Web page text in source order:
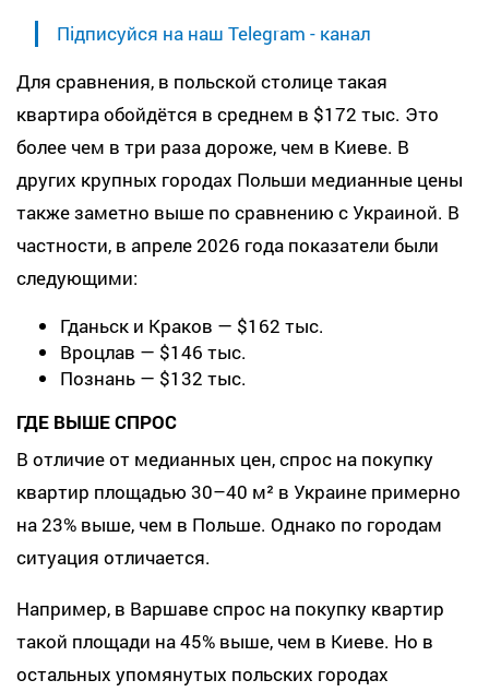
Підписуйся на наш Telegram - канал
Для сравнения, в польской столице такая
квартира обойдётся в среднем в $172 тыс. Это
более чем в три раза дороже, чем в Киеве. В
других крупных городах Польши медианные цены
также заметно выше по сравнению с Украиной. В
частности, в апреле 2026 года показатели были
следующими:
Гданьск и Краков — $162 тыс.
Вроцлав — $146 тыс.
Познань — $132 тыс.
ГДЕ ВЫШЕ СПРОС
В отличие от медианных цен, спрос на покупку
квартир площадью 30–40 м² в Украине примерно
на 23% выше, чем в Польше. Однако по городам
ситуация отличается.
Например, в Варшаве спрос на покупку квартир
такой площади на 45% выше, чем в Киеве. Но в
остальных упомянутых польских городах